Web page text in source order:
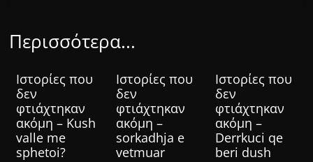
Περισσότερα...
Ιστορίες που
δεν
φτιάχτηκαν
ακόμη – Kush
valle me
sphetoi?
Ιστορίες που
δεν
φτιάχτηκαν
ακόμη –
sorkadhja e
vetmuar
Ιστορίες που
δεν
φτιάχτηκαν
ακόμη –
Derrkuci qe
beri dush